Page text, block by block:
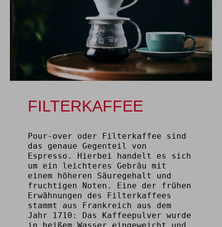
FILTERKAFFEE
Pour-over oder Filterkaffee sind
das genaue Gegenteil von
Espresso. Hierbei handelt es sich
um ein leichteres Gebräu mit
einem höheren Säuregehalt und
fruchtigen Noten. Eine der frühen
Erwähnungen des Filterkaffees
stammt aus Frankreich aus dem
Jahr 1710: Das Kaffeepulver wurde